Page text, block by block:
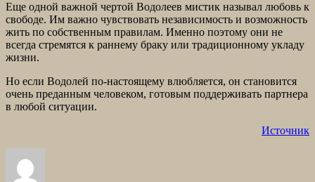
Еще одной важной чертой Водолеев мистик называл любовь к
свободе. Им важно чувствовать независимость и возможность
жить по собственным правилам. Именно поэтому они не
всегда стремятся к раннему браку или традиционному укладу
жизни.
Но если Водолей по-настоящему влюбляется, он становится
очень преданным человеком, готовым поддерживать партнера
в любой ситуации.
Источник